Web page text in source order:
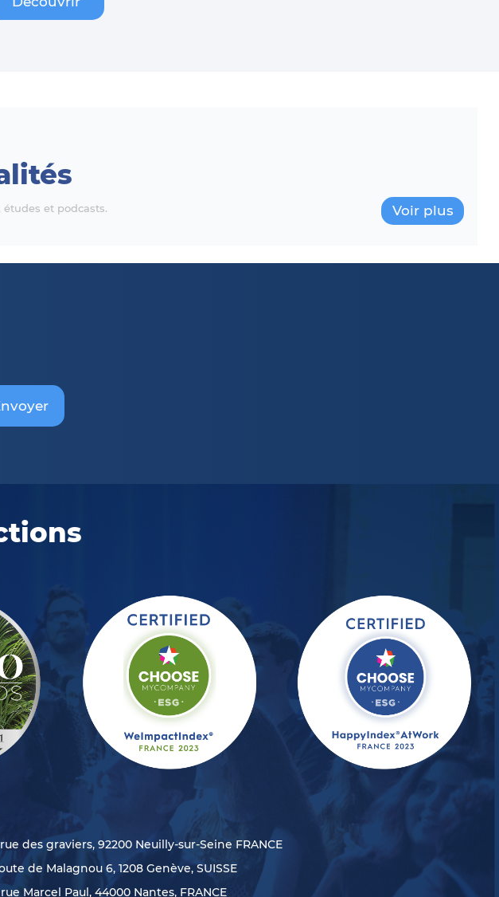
études et podcasts. Voir plus
des graviers, 92200 Neuilly-sur-Seine FRANCE
de Malagnou 6, 1208 Genève, SUISSE
Marcel Paul, 44000 Nantes, FRANCE